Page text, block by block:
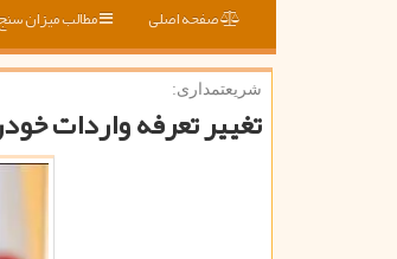
صفحه اصلی مطالب میزان
شریعتمداری:
تغییر تعرفه واردات